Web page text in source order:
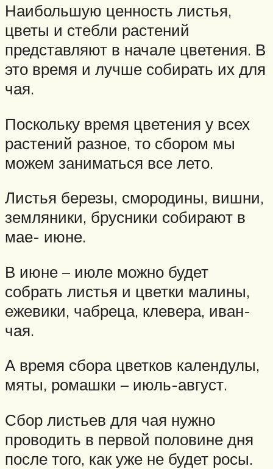
Наибольшую ценность листья,
цветы и стебли растений
представляют в начале цветения. В
это время и лучше собирать их для
чая.
Поскольку время цветения у всех
растений разное, то сбором мы
можем заниматься все лето.
Листья березы, смородины, вишни,
земляники, брусники собирают в
мае- июне.
В июне – июле можно будет
собрать листья и цветки малины,
ежевики, чабреца, клевера, иван-
чая.
А время сбора цветков календулы,
мяты, ромашки – июль-август.
Сбор листьев для чая нужно
проводить в первой половине дня
после того, как уже не будет росы.